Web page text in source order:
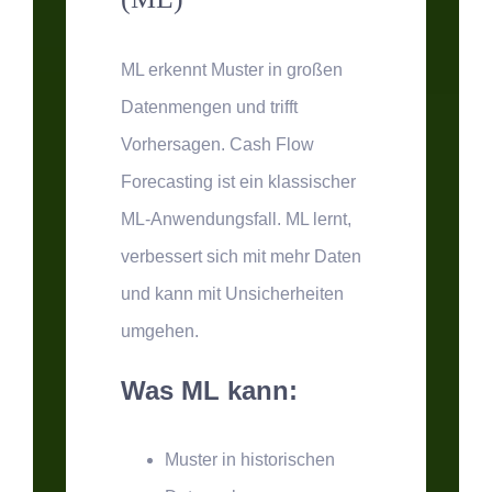
ML erkennt Muster in großen
Datenmengen und trifft
Vorhersagen. Cash Flow
Forecasting ist ein klassischer
ML-Anwendungsfall. ML lernt,
verbessert sich mit mehr Daten
und kann mit Unsicherheiten
umgehen.
Was ML kann:
Muster in historischen